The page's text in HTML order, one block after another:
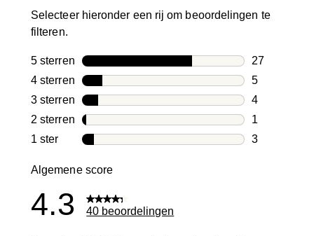
Selecteer hieronder een rij om beoordelingen te
filteren.
5 sterren sterren
27
27
4 sterren sterren
5
5
3 sterren sterren
4
4
2 sterren sterren
1
1
1 ster sterren
3
Algemene score
4.3 40 beoordelingen